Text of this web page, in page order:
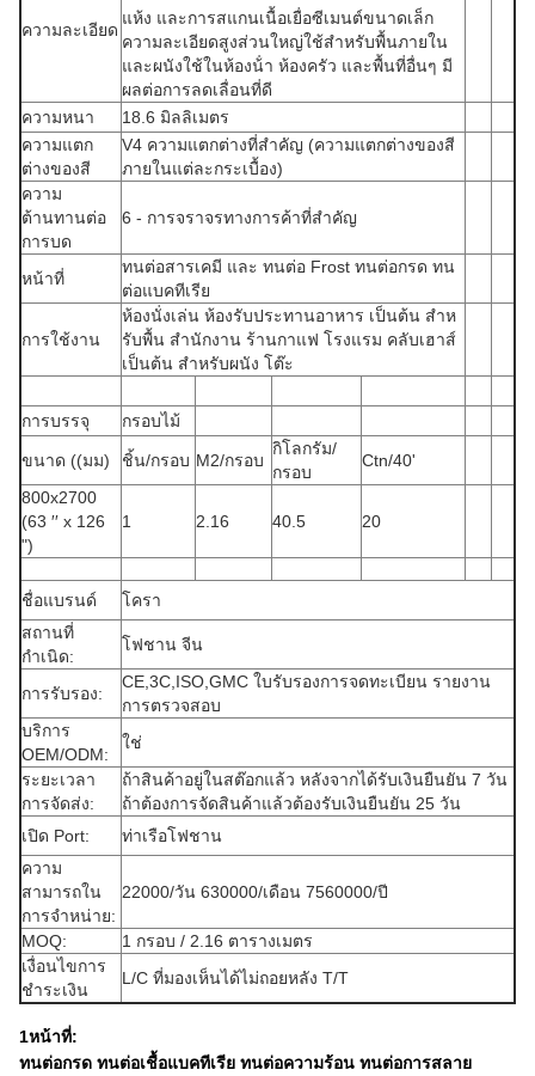
ความละเอียด
แห้ง และการสแกนเนื้อเยื่อซีเมนต์ขนาดเล็ก
ความละเอียดสูงส่วนใหญ่ใช้สําหรับพื้นภายใน
และผนังใช้ในห้องน้ํา ห้องครัว และพื้นที่อื่นๆ มี
ผลต่อการลดเลื่อนที่ดี
ความหนา
18.6 มิลลิเมตร
ความแตก
ต่างของสี
V4 ความแตกต่างที่สําคัญ (ความแตกต่างของสี
ภายในแต่ละกระเบื้อง)
ความ
ต้านทานต่อ
การบด
6 - การจราจรทางการค้าที่สําคัญ
หน้าที่
ทนต่อสารเคมี และ ทนต่อ Frost ทนต่อกรด ทน
ต่อแบคทีเรีย
การใช้งาน
ห้องนั่งเล่น ห้องรับประทานอาหาร เป็นต้น สําห
รับพื้น สํานักงาน ร้านกาแฟ โรงแรม คลับเฮาส์
เป็นต้น สําหรับผนัง โต๊ะ
การบรรจุ กรอบไม้
ขนาด ((มม) ชิ้น/กรอบ M2/กรอบ
กิโลกรัม/
กรอบ
Ctn/40'
800x2700
(63 ′′ x 126
")
1 2.16 40.5 20
ชื่อแบรนด์
โครา
สถานที่
กําเนิด:
โฟชาน จีน
การรับรอง:
CE,3C,ISO,GMC ใบรับรองการจดทะเบียน รายงาน
การตรวจสอบ
บริการ
OEM/ODM:
ใช่
ระยะเวลา
การจัดส่ง:
ถ้าสินค้าอยู่ในสต๊อกแล้ว หลังจากได้รับเงินยืนยัน 7 วัน
ถ้าต้องการจัดสินค้าแล้วต้องรับเงินยืนยัน 25 วัน
เปิด Port:
ท่าเรือโฟชาน
ความ
สามารถใน
การจําหน่าย:
22000/วัน 630000/เดือน 7560000/ปี
MOQ:
1 กรอบ / 2.16 ตารางเมตร
เงื่อนไขการ
ชําระเงิน
L/C ที่มองเห็นได้ไม่ถอยหลัง T/T
1หน้าที่:
ทนต่อกรด ทนต่อเชื้อแบคทีเรีย ทนต่อความร้อน ทนต่อการสลาย